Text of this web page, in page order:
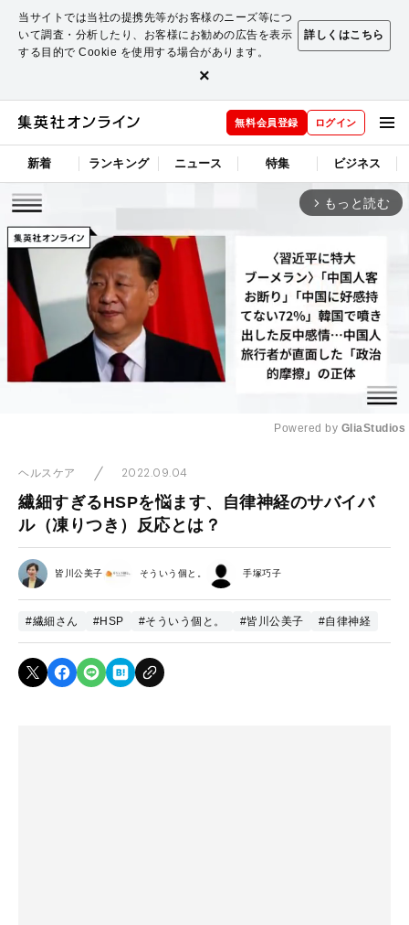
当サイトでは当社の提携先等がお客様のニーズ等につ
いて調査・分析したり、お客様にお勧めの広告を表示
する目的で Cookie を使用する場合があります。
詳しくはこちら
×
無料会員登録 ログイン
新着 ランキング ニュース 特集 ビジネス
arrow_forward_ios もっと読む
Powered by GliaStudios
ヘルスケア 2022.09.04
繊細すぎるHSPを悩ます、自律神経のサバイバ
ル（凍りつき）反応とは？
皆川公美子 そういう個と。 手塚巧子
#繊細さん #HSP #そういう個と。 #皆川公美子 #自律神経